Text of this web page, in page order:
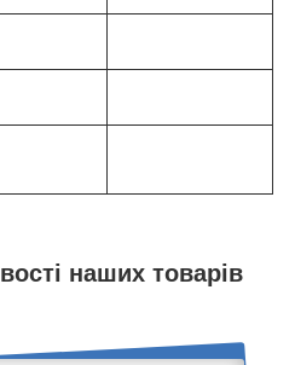
наших товарів